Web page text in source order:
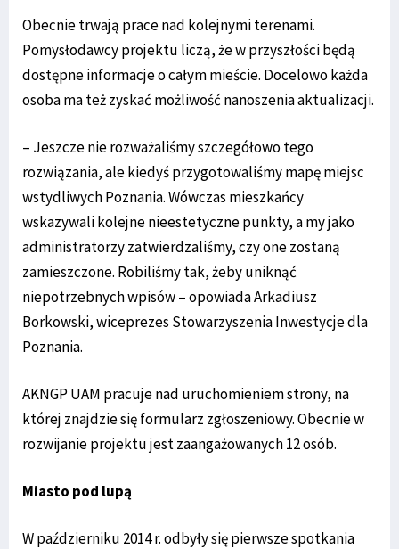
Obecnie trwają prace nad kolejnymi terenami.
Pomysłodawcy projektu liczą, że w przyszłości będą
dostępne informacje o całym mieście. Docelowo każda
osoba ma też zyskać możliwość nanoszenia aktualizacji.
– Jeszcze nie rozważaliśmy szczegółowo tego
rozwiązania, ale kiedyś przygotowaliśmy mapę miejsc
wstydliwych Poznania. Wówczas mieszkańcy
wskazywali kolejne nieestetyczne punkty, a my jako
administratorzy zatwierdzaliśmy, czy one zostaną
zamieszczone. Robiliśmy tak, żeby uniknąć
niepotrzebnych wpisów – opowiada Arkadiusz
Borkowski, wiceprezes Stowarzyszenia Inwestycje dla
Poznania.
AKNGP UAM pracuje nad uruchomieniem strony, na
której znajdzie się formularz zgłoszeniowy. Obecnie w
rozwijanie projektu jest zaangażowanych 12 osób.
Miasto pod lupą
W październiku 2014 r. odbyły się pierwsze spotkania